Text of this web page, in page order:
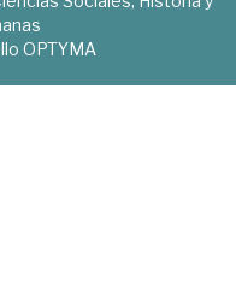
OPTYMA